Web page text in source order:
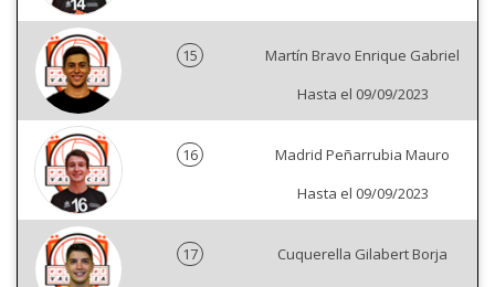
15
Martín Bravo Enrique Gabriel
Hasta el 09/09/2023
16
Madrid Peñarrubia Mauro
Hasta el 09/09/2023
17
Cuquerella Gilabert Borja